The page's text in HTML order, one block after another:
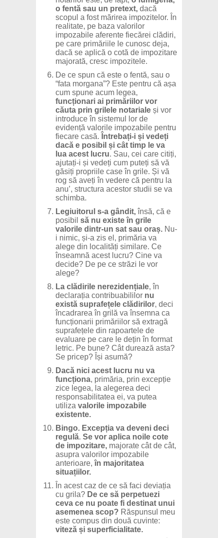
o fentă sau un pretext, dacă
scopul a fost mărirea impozitelor. În
realitate, pe baza valorilor
impozabile aferente fiecărei clădiri,
pe care primăriile le cunosc deja,
dacă se aplică o cotă de impozitare
majorată, cresc impozitele.
De ce spun că este o fentă, sau o
“fata morgana”? Este pentru că așa
cum spune acum legea,
funcționari ai primăriilor vor
căuta prin grilele notariale și vor
introduce în sistemul lor de
evidență valorile impozabile pentru
fiecare casă. Întrebați-i și vedeți
dacă e posibil și cât timp le va
lua acest lucru. Sau, cei care citiți,
ajutați-i și vedeți cum puteți să vă
găsiți propriile case în grile. Și vă
rog să aveți în vedere că pentru la
anu’, structura acestor studii se va
schimba.
Legiuitorul s-a gândit,însă, că e
posibil să nu existe în grile
valorile dintr-un sat sau oraș. Nu-
i nimic, și-a zis el, primăria va
alege din localități similare. Ce
înseamnă acest lucru? Cine va
decide? De pe ce străzi le vor
alege?
La clădirile nerezidențiale, în
declarația contribuabililor nu
există suprafețele clădirilor, deci
încadrarea în grilă va însemna ca
funcționarii primăriilor să extragă
suprafețele din rapoartele de
evaluare pe care le dețin în format
letric. Pe bune? Cât durează asta?
Se pricep? Își asumă?
Dacă nici acest lucru nu va
funcționa, primăria, prin excepție
zice legea, la alegerea deci
responsabilitatea ei, va putea
utiliza valorile impozabile
existente.
Bingo. Excepția va deveni deci
regulă. Se vor aplica noile cote
de impozitare, majorate cât de cât,
asupra valorilor impozabile
anterioare,în majoritatea
situațiilor.
În acest caz de ce să faci deviația
cu grila? De ce să perpetuezi
ceva ce nu poate fi destinat unui
asemenea scop? Răspunsul meu
este compus din două cuvinte:
viteză și superficialitate.